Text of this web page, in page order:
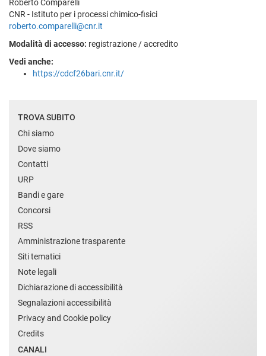
Roberto Comparelli
CNR - Istituto per i processi chimico-fisici
roberto.comparelli@cnr.it
Modalità di accesso: registrazione / accredito
Vedi anche:
https://cdcf26bari.cnr.it/
TROVA SUBITO
Chi siamo
Dove siamo
Contatti
URP
Bandi e gare
Concorsi
RSS
Amministrazione trasparente
Siti tematici
Note legali
Dichiarazione di accessibilità
Segnalazioni accessibilità
Privacy and Cookie policy
Credits
CANALI